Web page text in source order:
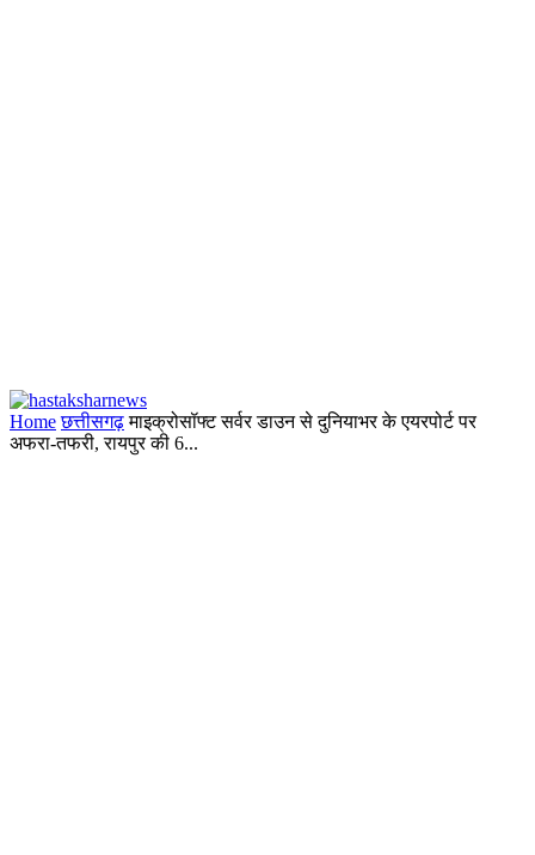
Home छत्तीसगढ़ माइक्रोसॉफ्ट सर्वर डाउन से दुनियाभर के एयरपोर्ट पर
अफरा-तफरी, रायपुर की 6...